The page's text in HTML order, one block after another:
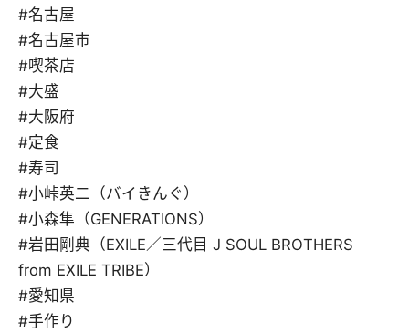
#名古屋
#名古屋市
#喫茶店
#大盛
#大阪府
#定食
#寿司
#小峠英二（バイきんぐ）
#小森隼（GENERATIONS）
#岩田剛典（EXILE／三代目 J SOUL BROTHERS
from EXILE TRIBE）
#愛知県
#手作り